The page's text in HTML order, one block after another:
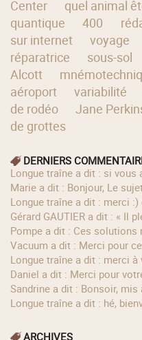
Center
quel animal
quantique
400
sur internet
voyage
réparatrice
sous-sol
Alcott
aéroport
variabilité
de rodéo
Jane
de grottes
DERNIERS
longue traîne a dit : si
Marie a dit : Bonjour, Le
longue traîne a dit : merci
Gérard GAUTIER a dit : « Il
Pompe a dit : Ces
Vacuum a dit : Merci pour
longue traîne a dit : merci
Daniel a dit : Merci pour
Sandrine a dit : Bonsoir,
longue traîne a dit : hé,
ARCHIVES